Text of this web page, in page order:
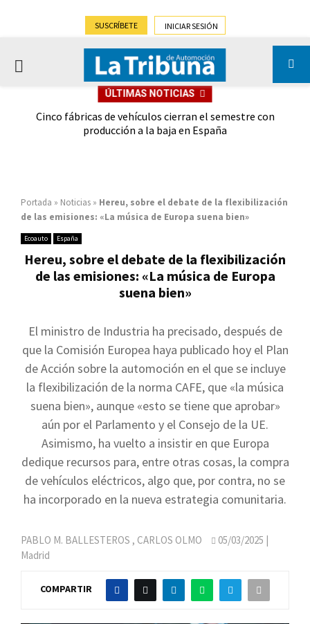
SUSCRÍBETE INICIAR SESIÓN
PRIMARY
ÚLTIMAS NOTICIAS
Cinco fábricas de vehículos cierran el semestre con
producción a la baja en España
Portada » Noticias » Hereu, sobre el debate de la flexibilización
de las emisiones: «La música de Europa suena bien»
Ecoauto España
Hereu, sobre el debate de la flexibilización
de las emisiones: «La música de Europa
suena bien»
El ministro de Industria ha precisado, después de
que la Comisión Europea haya publicado hoy el Plan
de Acción sobre la automoción en el que se incluye
la flexibilización de la norma CAFE, que «la música
suena bien», aunque «esto se tiene que aprobar»
aún por el Parlamento y el Consejo de la UE.
Asimismo, ha vuelto a insistir en que Europa
dedique recursos para, entre otras cosas, la compra
de vehículos eléctricos, algo que, por contra, no se
ha incorporado en la nueva estrategia comunitaria.
PABLO M. BALLESTEROS , CARLOS OLMO 05/03/2025 |
Madrid
COMPARTIR